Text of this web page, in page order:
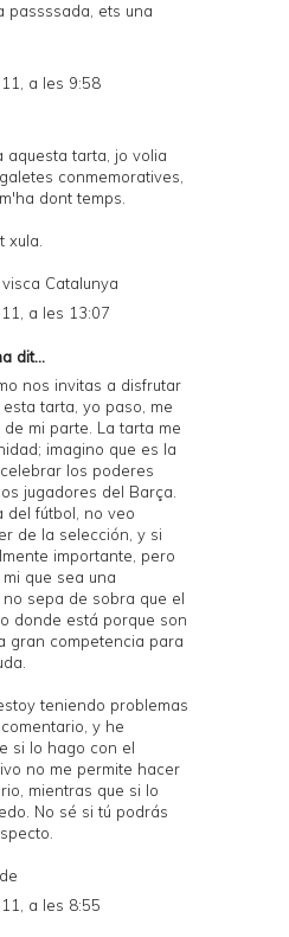
passssada, ets una
a les 9:58
aquesta tarta, jo volia
conmemoratives,
dont temps.
xula.
Catalunya
a les 13:07
dit...
nos invitas a disfrutar
tarta, yo paso, me
mi parte. La tarta me
imagino que es la
los poderes
jugadores del Barça.
del fútbol, no veo
de la selección, y si
importante, pero
que sea una
sepa de sobra que el
donde está porque son
gran competencia para
teniendo problemas
y he
si lo hago con el
no me permite hacer
mientras que si lo
No sé si tú podrás
a les 8:55